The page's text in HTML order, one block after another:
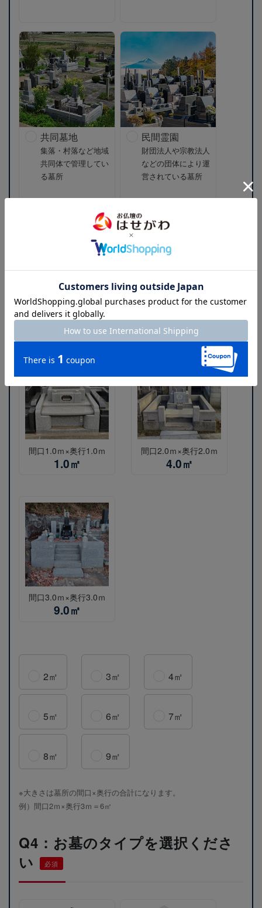
共同墓地
集落・村落など地域
共同体で管理してい
る墓所
民間霊園
財団法人や宗教法人
などの団体により運
営されている墓所
※墓所によっては、石材店が指定されていることもあります。
Q3：大きさを選択ください
墓所の大きさ（一例）
間口1.0ｍ×奥行1.0ｍ
1.0㎡
間口2.0ｍ×奥行2.0ｍ
4.0㎡
間口3.0ｍ×奥行3.0ｍ
9.0㎡
2㎡ 3㎡ 4㎡
5㎡ 6㎡ 7㎡
8㎡ 9㎡
※大きさは墓所の間口×奥行の合計になります。
例）間口2ｍ×奥行3ｍ＝6㎡
Q4：お墓のタイプを選択くださ
い
必須